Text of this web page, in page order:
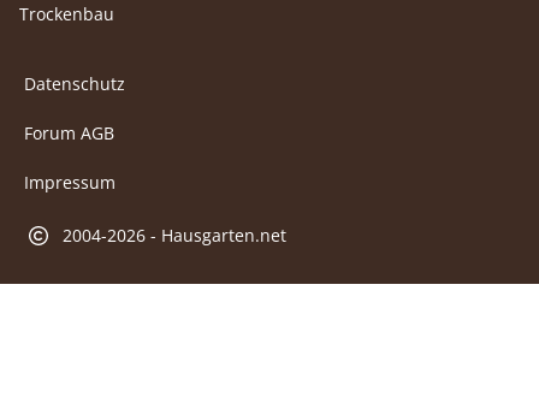
Trockenbau
Datenschutz
Forum AGB
Impressum
2004-2026 - Hausgarten.net